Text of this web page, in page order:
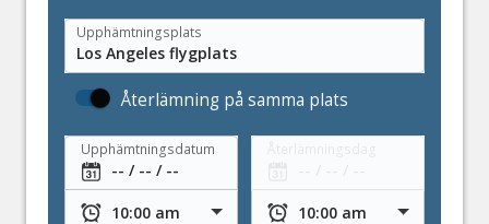
Upphämtningsplats
Återlämning på samma plats
Upphämtningsdatum